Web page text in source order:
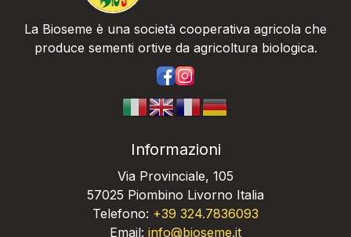
La Bioseme è una società cooperativa agricola che
produce sementi ortive da agricoltura biologica.
Informazioni
Via Provinciale, 105
57025 Piombino Livorno Italia
Telefono: +39 324.7836093
Email: info@bioseme.it